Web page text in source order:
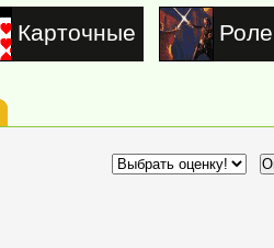
Карточные